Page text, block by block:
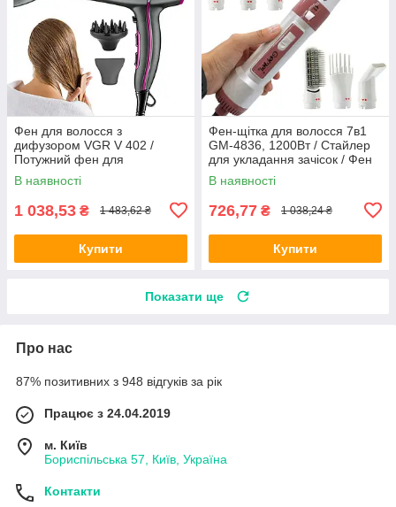
Фен для волосся з
дифузором VGR V 402 /
Потужний фен для
укладання волосся
В наявності
1 038,53 ₴ 1 483,62 ₴
Купити
Фен-щітка для волосся 7в1
GM-4836, 1200Вт / Стайлер
для укладання зачісок / Фен
браш
В наявності
726,77 ₴ 1 038,24 ₴
Купити
Показати ще
Про нас
87% позитивних з 948 відгуків за рік
Працює з 24.04.2019
м. Київ
Бориспільська 57, Київ, Україна
Контакти